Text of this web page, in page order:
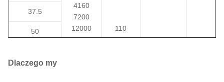
4160
7200
12000
12470
110
220
37.5
50
Dlaczego my